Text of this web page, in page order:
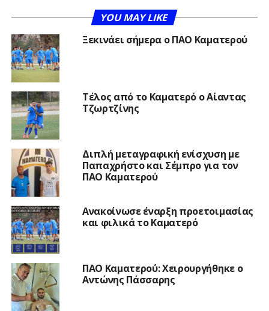
YOU MAY LIKE
Ξεκινάει σήμερα ο ΠΑΟ Καματερού
Τέλος από το Καματερό ο Αίαντας
Τζωρτζίνης
Διπλή μεταγραφική ενίσχυση με
Παπαχρήστο και Σέμπρο για τον
ΠΑΟ Καματερού
Ανακοίνωσε έναρξη προετοιμασίας
και φιλικά το Καματερό
ΠΑΟ Καματερού: Χειρουργήθηκε ο
Αντώνης Πάσσαρης